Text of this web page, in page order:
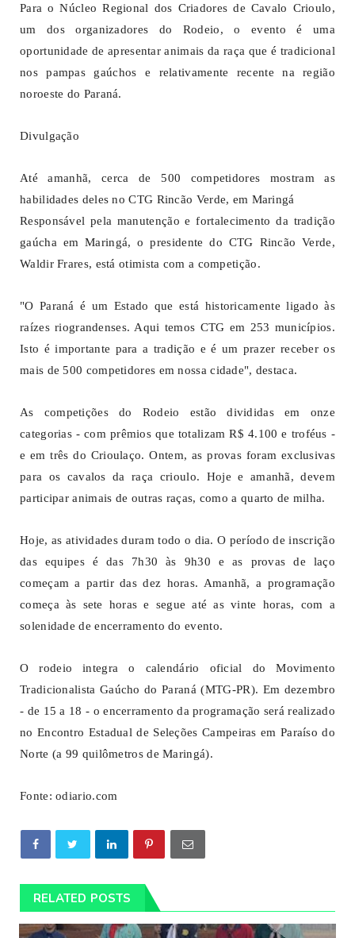
Para o Núcleo Regional dos Criadores de Cavalo Crioulo,
um dos organizadores do Rodeio, o evento é uma
oportunidade de apresentar animais da raça que é tradicional
nos pampas gaúchos e relativamente recente na região
noroeste do Paraná.
Divulgação
Até amanhã, cerca de 500 competidores mostram as
habilidades deles no CTG Rincão Verde, em Maringá
Responsável pela manutenção e fortalecimento da tradição
gaúcha em Maringá, o presidente do CTG Rincão Verde,
Waldir Frares, está otimista com a competição.
"O Paraná é um Estado que está historicamente ligado às
raízes riograndenses. Aqui temos CTG em 253 municípios.
Isto é importante para a tradição e é um prazer receber os
mais de 500 competidores em nossa cidade", destaca.
As competições do Rodeio estão divididas em onze
categorias - com prêmios que totalizam R$ 4.100 e troféus -
e em três do Crioulaço. Ontem, as provas foram exclusivas
para os cavalos da raça crioulo. Hoje e amanhã, devem
participar animais de outras raças, como a quarto de milha.
Hoje, as atividades duram todo o dia. O período de inscrição
das equipes é das 7h30 às 9h30 e as provas de laço
começam a partir das dez horas. Amanhã, a programação
começa às sete horas e segue até as vinte horas, com a
solenidade de encerramento do evento.
O rodeio integra o calendário oficial do Movimento
Tradicionalista Gaúcho do Paraná (MTG-PR). Em dezembro
- de 15 a 18 - o encerramento da programação será realizado
no Encontro Estadual de Seleções Campeiras em Paraíso do
Norte (a 99 quilômetros de Maringá).
Fonte: odiario.com
RELATED POSTS